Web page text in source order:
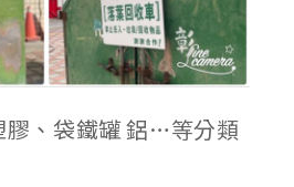
膠、袋鐵罐 鋁…等分類